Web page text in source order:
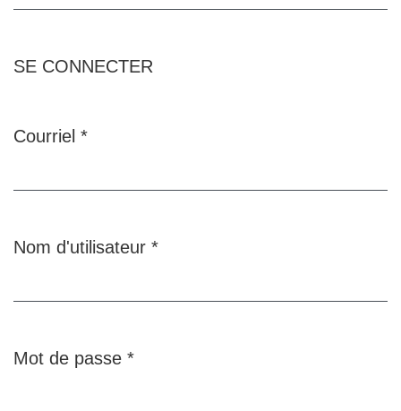
SE CONNECTER
Courriel *
Nom d'utilisateur *
Mot de passe *